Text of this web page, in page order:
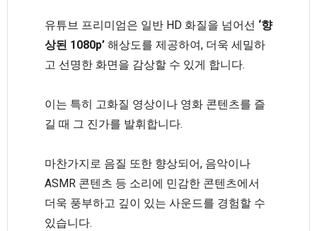
유튜브 프리미엄은 일반 HD 화질을 넘어선 ‘향
상된 1080p’ 해상도를 제공하여, 더욱 세밀하
고 선명한 화면을 감상할 수 있게 합니다.
이는 특히 고화질 영상이나 영화 콘텐츠를 즐
길 때 그 진가를 발휘합니다.
마찬가지로 음질 또한 향상되어, 음악이나
ASMR 콘텐츠 등 소리에 민감한 콘텐츠에서
더욱 풍부하고 깊이 있는 사운드를 경험할 수
있습니다.